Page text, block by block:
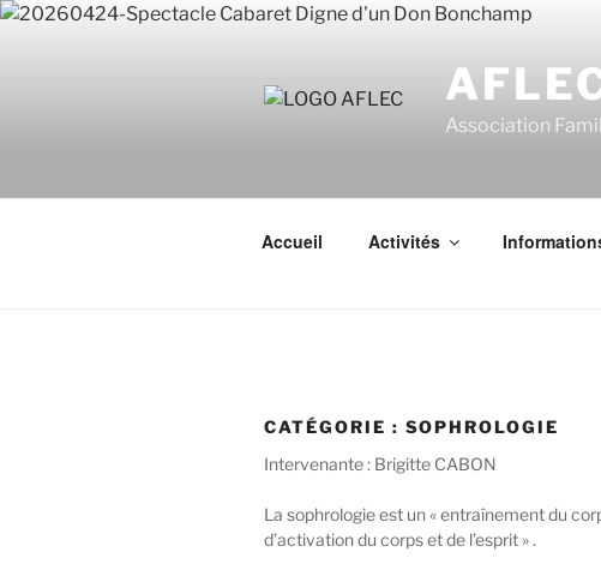
Aller
Association
Accueil Activités
CATÉGORIE : SOPHROLOGIE
Intervenante : Brigitte CABON
La sophrologie est un « entraînement du
d’activation du corps et de l’esprit » .